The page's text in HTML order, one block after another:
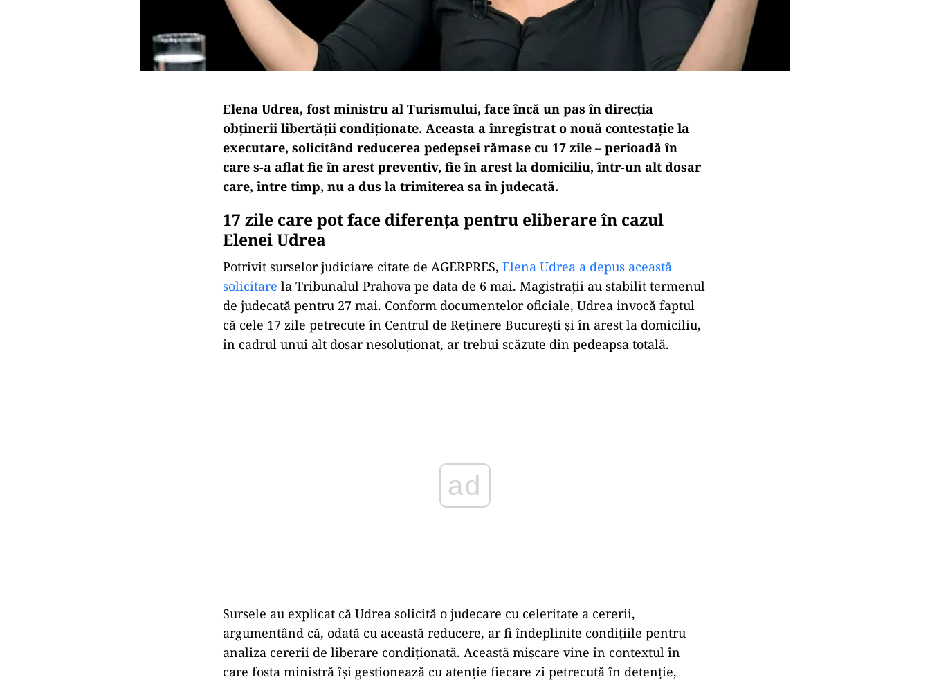
Elena Udrea, fost ministru al Turismului, face încă un pas în direcția
obținerii libertății condiționate. Aceasta a înregistrat o nouă contestație la
executare, solicitând reducerea pedepsei rămase cu 17 zile – perioadă în
care s-a aflat fie în arest preventiv, fie în arest la domiciliu, într-un alt dosar
care, între timp, nu a dus la trimiterea sa în judecată.
17 zile care pot face diferența pentru eliberare în cazul
Elenei Udrea
Potrivit surselor judiciare citate de AGERPRES, Elena Udrea a depus această
solicitare la Tribunalul Prahova pe data de 6 mai. Magistrații au stabilit termenul
de judecată pentru 27 mai. Conform documentelor oficiale, Udrea invocă faptul
că cele 17 zile petrecute în Centrul de Reținere București și în arest la domiciliu,
în cadrul unui alt dosar nesoluționat, ar trebui scăzute din pedeapsa totală.
Sursele au explicat că Udrea solicită o judecare cu celeritate a cererii,
argumentând că, odată cu această reducere, ar fi îndeplinite condițiile pentru
analiza cererii de liberare condiționată. Această mișcare vine în contextul în
care fosta ministră își gestionează cu atenție fiecare zi petrecută în detenție,